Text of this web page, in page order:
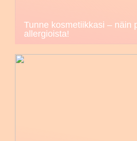
Tunne kosmetiikkasi – näin
allergioista!